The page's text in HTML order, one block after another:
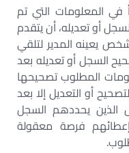
المعلومات التي تم
أو تعديله، أن يتقدم
يعينه المدير لتلقي
السجل أو تعديله بعد
المطلوب تصحيحها
أو التعديل إلا بعد
الذين يحددهم السجل
فرصة معقولة